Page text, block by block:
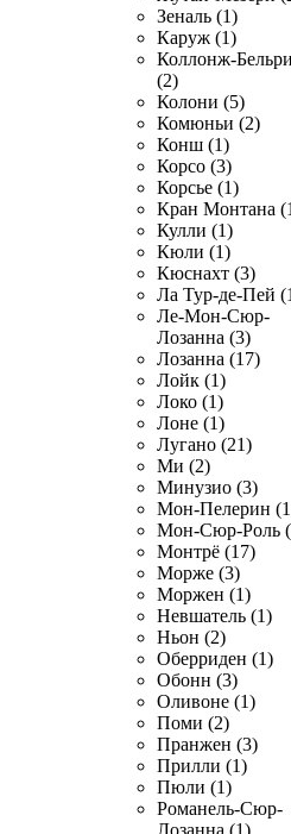
Зеналь (1)
Каруж (1)
Коллонж-
(2)
Колони (5)
Комюньи (2)
Конш (1)
Корсо (3)
Корсье (1)
Кран Монтана
Кулли (1)
Кюли (1)
Кюснахт (3)
Ла Тур-де-Пей
Ле-Мон-Сюр-
Лозанна (3)
Лозанна (17)
Лойк (1)
Локо (1)
Лоне (1)
Лугано (21)
Ми (2)
Минузио (3)
Мон-Пелерин
Мон-Сюр-Роль
Монтрё (17)
Морже (3)
Моржен (1)
Невшатель (1)
Ньон (2)
Оберриден (1)
Обонн (3)
Оливоне (1)
Поми (2)
Пранжен (3)
Прилли (1)
Пюли (1)
Романель-Сюр-
Лозанна (1)